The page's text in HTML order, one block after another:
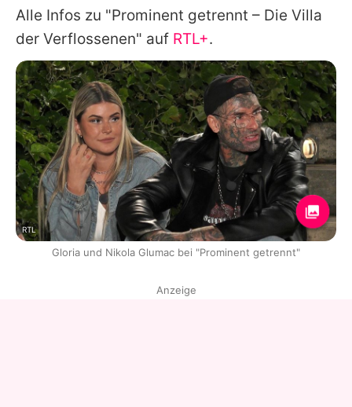
Alle Infos zu "Prominent getrennt – Die Villa
der Verflossenen" auf RTL+.
RTL
Gloria und Nikola Glumac bei "Prominent getrennt"
Anzeige